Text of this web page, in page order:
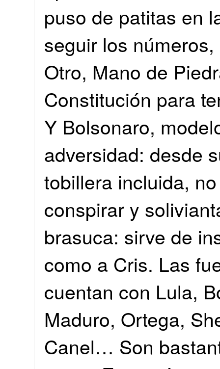
puso de patitas en
seguir los
Otro, Mano de
Constitución para
Y Bolsonaro,
adversidad: desde
tobillera incluida,
conspirar y
brasuca: sirve de
como a Cris. Las
cuentan con Lula,
Maduro, Ortega,
Canel… Son